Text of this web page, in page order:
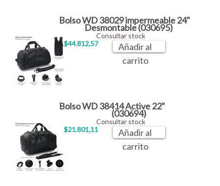
Bolso WD 38029 impermeable 24"
Desmontable (030695)
$44.812,57
Consultar stock
Añadir al
carrito
Bolso WD 38414 Active 22"
(030694)
$21.801,11
Consultar stock
Añadir al
carrito